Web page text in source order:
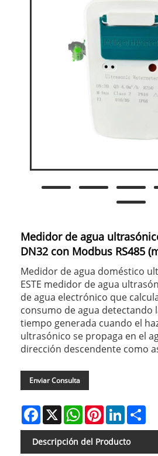
Medidor de agua
DN32 con Modbus RS485
Medidor de agua doméstico
ESTE medidor de agua
de agua electrónico que
consumo de agua detectando
tiempo generada cuando el
ultrasónico se propaga en el
dirección descendente como
Enviar Consulta
Facebook
X WhatsAppPinterestLinkedIn
Descripción del Producto